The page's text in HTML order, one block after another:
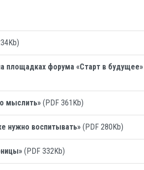
площадках форума «Старт в будущее»
мыслить» (PDF 361Kb)
нужно воспитывать» (PDF 280Kb)
(PDF 332Kb)